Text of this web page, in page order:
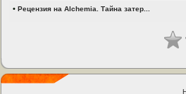
• Рецензия на Alchemia. Тайна затер...